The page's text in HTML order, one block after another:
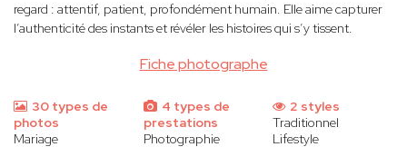
Fiche photographe
regard : attentif, patient, profondément humain. Elle aime capturer
l’authenticité des instants et révéler les histoires qui s’y tissent.
30 types de
photos
Mariage
4 types de
prestations
Photographie
2 styles
Traditionnel
Lifestyle